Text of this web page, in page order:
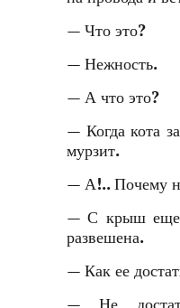
— Что это?
— Нежность.
— А что это?
— Когда кота
мурзит.
— А!.. Почему
— С крыш еще
развешена.
— Как ее